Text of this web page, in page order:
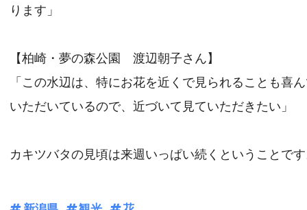
ります」
【柏崎・夢の森公園 渡辺朝子さん】
「この水辺は、特にお花を近くで見られることも喜
いただいているので、近づいて見ていただきたい」
カキツバタの見頃は来週いっぱい続くということで